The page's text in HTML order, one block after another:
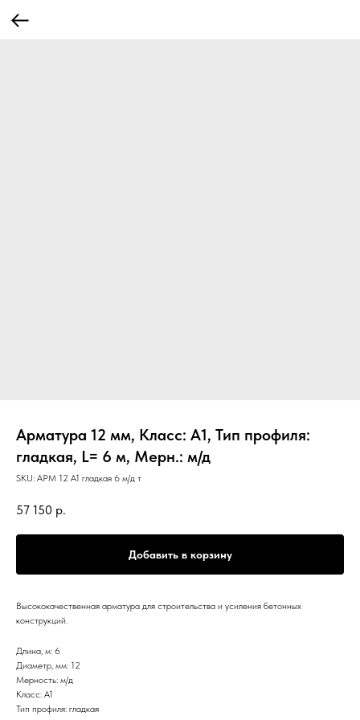
Арматура 12 мм, Класс: А1, Тип профиля:
гладкая, L= 6 м, Мерн.: м/д
SKU: АРМ 12 А1 гладкая 6 м/д т
57 150 р.
Добавить в корзину
Высококачественная арматура для строительства и усиления бетонных
конструкций.
Длина, м: 6
Диаметр, мм: 12
Мерность: м/д
Класс: А1
Тип профиля: гладкая